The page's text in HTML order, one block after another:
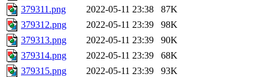
379311.png
2022-05-11 23:38
87K
379312.png
2022-05-11 23:39
98K
379313.png
2022-05-11 23:39
90K
379314.png
2022-05-11 23:39
68K
379315.png
2022-05-11 23:39
93K